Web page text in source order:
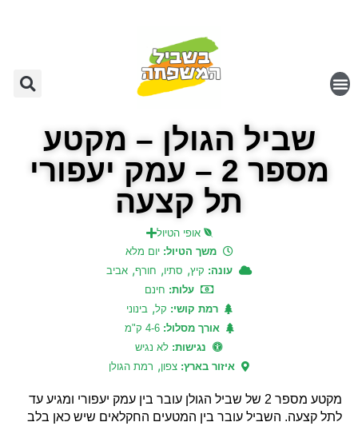
שביל הגולן – מקטע
מספר 2 – עמק יעפורי
תל קצעה
אופי הטיול
משך הטיול:יום מלא
עונה: קיץ, סתיו, חורף, אביב
עלות: חינם
רמת קושי: קל, בינוני
אורך מסלול:4-6 ק"מ
נגישות: לא נגיש
איזור בארץ: צפון, רמת הגולן
מקטע מספר 2 של שביל הגולן עובר בין עמק יעפורי ומגיע עד
לתל קצעה. השביל עובר בין המטעים החקלאים שיש כאן בלב